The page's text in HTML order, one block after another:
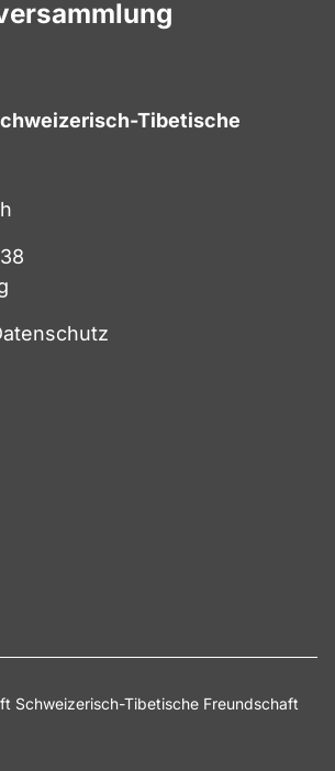
Tibetische
Schweizerisch-Tibetische Freundschaft